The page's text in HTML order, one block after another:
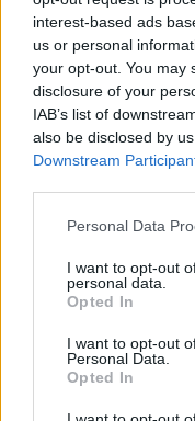
interest-based ads
us or personal
your opt-out. You may
disclosure of your
IAB’s list of
also be disclosed by
Downstream
Personal Data
I want to opt-out
personal data.
Opted In
I want to opt-out
Personal Data.
Opted In
TRENDING
#ΕΛΙΚΟΠΤΕΡΟ #
ΣΧΕΤΙΚΆ ΆΡΘΡΑ